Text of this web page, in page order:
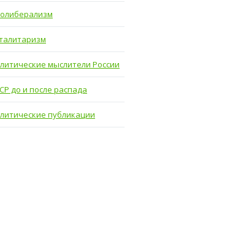
мыслители России
до и после распада
публикации